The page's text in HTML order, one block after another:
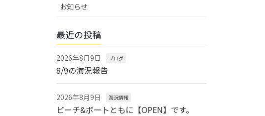
お知らせ
最近の投稿
2026年8月9日 ブログ
8/9の海況報告
2026年8月9日 海況情報
ビーチ&ボートともに【OPEN】です。